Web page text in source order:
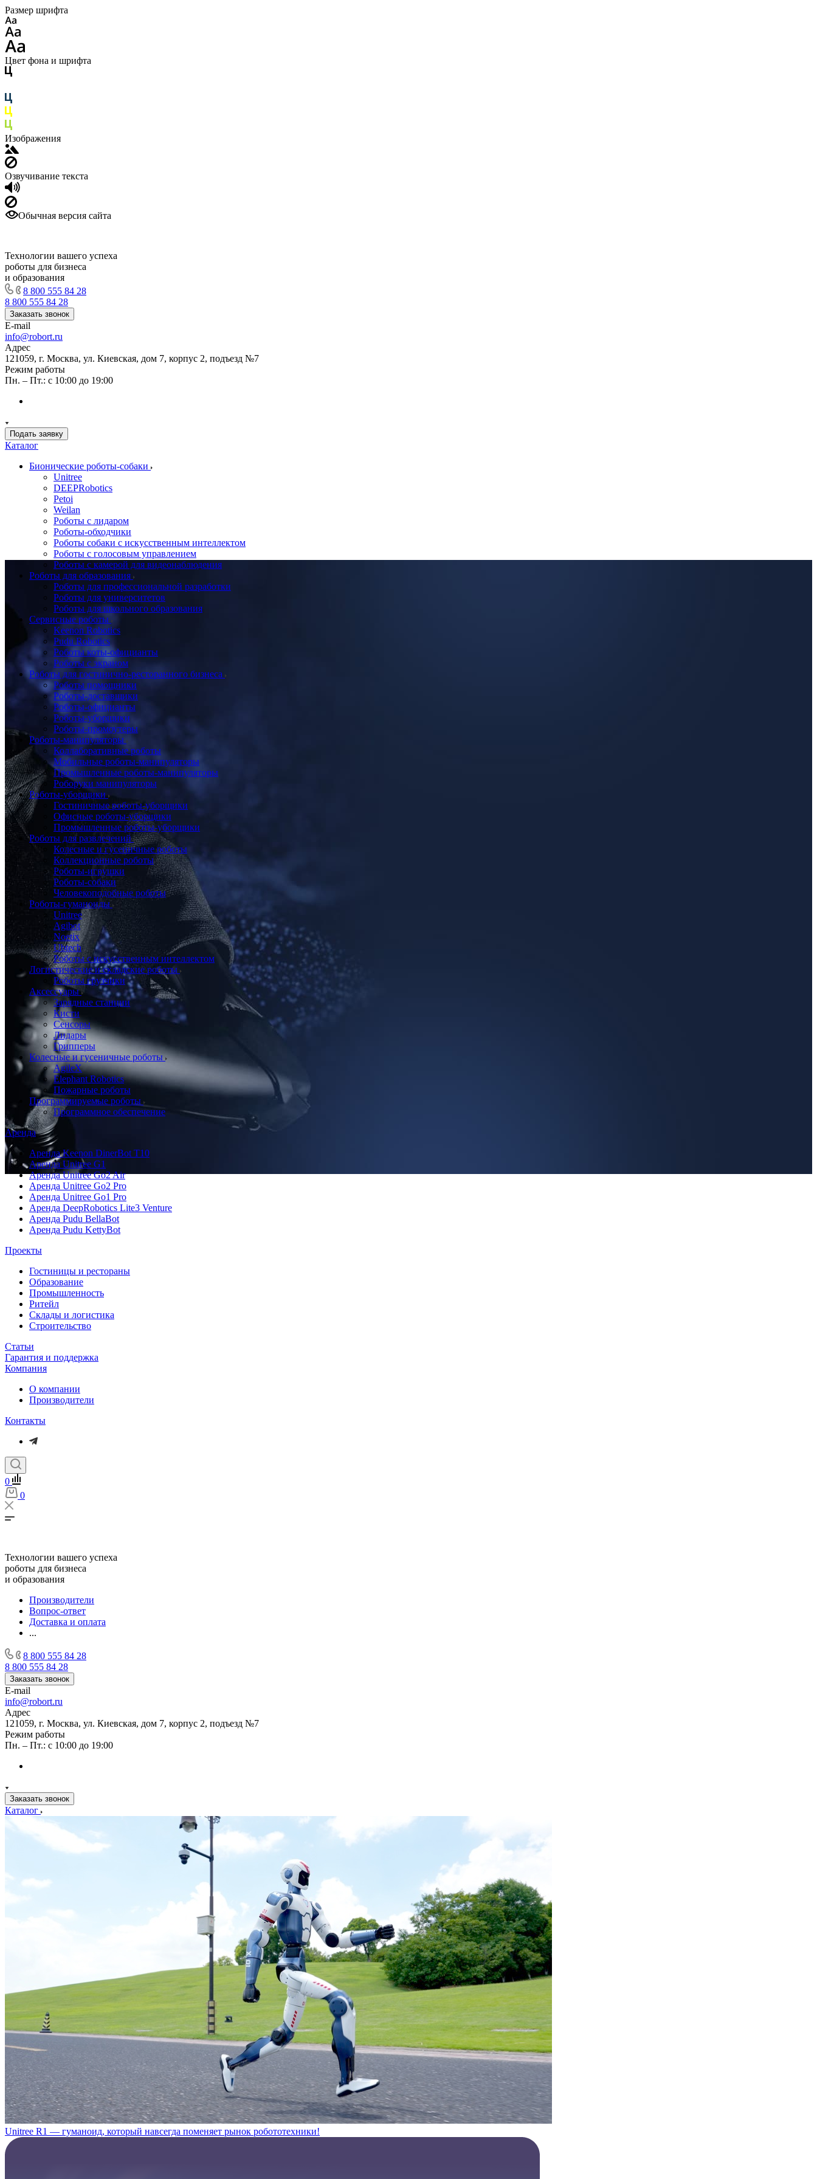
Размер шрифта
Цвет фона и шрифта
Изображения
Озвучивание текста
Обычная версия сайта
Технологии вашего успеха
роботы для бизнеса
и образования
8 800 555 84 28
8 800 555 84 28
Заказать звонок
E-mail
info@robort.ru
Адрес
121059, г. Москва, ул. Киевская, дом 7, корпус 2, подъезд №7
Режим работы
Пн. – Пт.: с 10:00 до 19:00
Подать заявку
Каталог
Бионические роботы-собаки
Unitree
DEEPRobotics
Petoi
Weilan
Роботы с лидаром
Роботы-обходчики
Роботы собаки с искусственным интеллектом
Роботы с голосовым управлением
Роботы с камерой для видеонаблюдения
Роботы для образования
Роботы для профессиональной разработки
Роботы для университетов
Роботы для школьного образования
Сервисные роботы
Keenon Robotics
Pudu Robotics
Роботы коты-официанты
Роботы с экраном
Роботы для гостинично-ресторанного бизнеса
Роботы помощники
Роботы-доставщики
Роботы-официанты
Роботы-уборщики
Роботы-промоутеры
Роботы-манипуляторы
Коллаборативные роботы
Мобильные роботы-манипуляторы
Промышленные роботы-манипуляторы
Роборуки манипуляторы
Роботы-уборщики
Гостиничные роботы-уборщики
Офисные роботы-уборщики
Промышленные роботы-уборщики
Роботы для развлечений
Колесные и гусеничные роботы
Коллекционные роботы
Роботы-игрушки
Роботы-собаки
Человекоподобные роботы
Роботы-гуманоиды
Unitree
Agibot
Noetix
Ubtech
Роботы с искусственным интеллектом
Логистические и складские роботы
Роботы грузчики
Аксессуары
Зарядные станции
Кисти
Сенсоры
Лидары
Грипперы
Колесные и гусеничные роботы
AgileX
Elephant Robotics
Пожарные роботы
Программируемые роботы
Программное обеспечение
Аренда
Аренда Keenon DinerBot T10
Аренда Unitree G1
Аренда Unitree Go2 Air
Аренда Unitree Go2 Pro
Аренда Unitree Go1 Pro
Аренда DeepRobotics Lite3 Venture
Аренда Pudu BellaBot
Аренда Pudu KettyBot
Проекты
Гостиницы и рестораны
Образование
Промышленность
Ритейл
Склады и логистика
Строительство
Статьи
Гарантия и поддержка
Компания
О компании
Производители
Контакты
0
0
Технологии вашего успеха
роботы для бизнеса
и образования
Производители
Вопрос-ответ
Доставка и оплата
...
8 800 555 84 28
8 800 555 84 28
Заказать звонок
E-mail
info@robort.ru
Адрес
121059, г. Москва, ул. Киевская, дом 7, корпус 2, подъезд №7
Режим работы
Пн. – Пт.: с 10:00 до 19:00
Заказать звонок
Каталог
Unitree R1 — гуманоид, который навсегда поменяет рынок робототехники!